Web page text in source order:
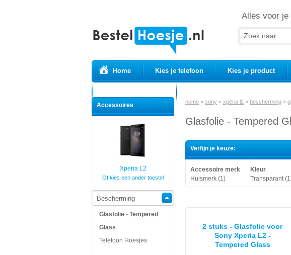
Alles voor je
Home Kies je telefoon Kies je product
Accessoires
Xperia L2
Of kies een ander toestel
Bescherming
Glasfolie - Tempered
Glass
Telefoon Hoesjes
home » sony » xperia l2 » bescherming »
Glasfolie - Tempered
Verfijn je keuze:
Accessoire merk
Huismerk (1)
Kleur
Transparant
2 stuks - Glasfolie voor
Sony Xperia L2 -
Tempered Glass